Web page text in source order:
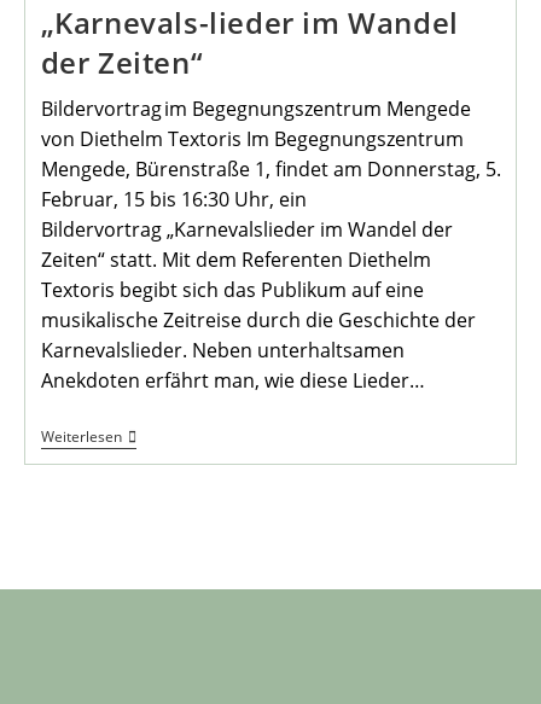
„Karnevals-lieder im Wandel
der Zeiten“
Bildervortrag im Begegnungszentrum Mengede
von Diethelm Textoris Im Begegnungszentrum
Mengede, Bürenstraße 1, findet am Donnerstag, 5.
Februar, 15 bis 16:30 Uhr, ein
Bildervortrag „Karnevalslieder im Wandel der
Zeiten“ statt. Mit dem Referenten Diethelm
Textoris begibt sich das Publikum auf eine
musikalische Zeitreise durch die Geschichte der
Karnevalslieder. Neben unterhaltsamen
Anekdoten erfährt man, wie diese Lieder…
Weiterlesen„Karnevals-
Lieder